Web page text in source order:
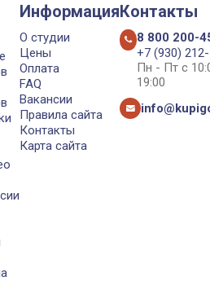
Информация
О студии
Цены
Оплата
FAQ
Вакансии
Правила сайта
Контакты
Карта сайта
Контакты
8 800 200-
+7 (930)
Пн - Пт с
19:00